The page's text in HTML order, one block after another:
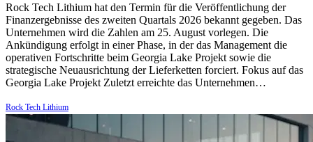
Rock Tech Lithium hat den Termin für die Veröffentlichung der
Finanzergebnisse des zweiten Quartals 2026 bekannt gegeben. Das
Unternehmen wird die Zahlen am 25. August vorlegen. Die
Ankündigung erfolgt in einer Phase, in der das Management die
operativen Fortschritte beim Georgia Lake Projekt sowie die
strategische Neuausrichtung der Lieferketten forciert. Fokus auf das
Georgia Lake Projekt Zuletzt erreichte das Unternehmen…
Rock Tech Lithium